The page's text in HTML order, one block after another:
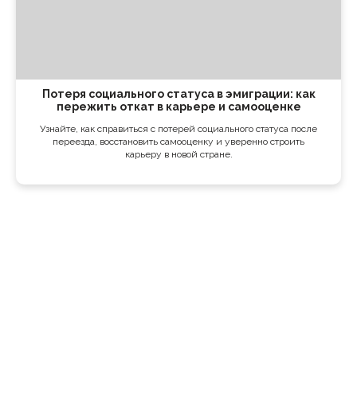
Потеря социального статуса в эмиграции: как
пережить откат в карьере и самооценке
Узнайте, как справиться с потерей социального статуса после
переезда, восстановить самооценку и уверенно строить
карьеру в новой стране.